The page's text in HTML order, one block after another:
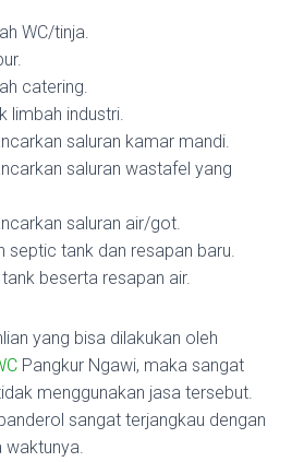
WC/tinja.
catering.
limbah industri.
saluran kamar mandi.
saluran wastafel yang
saluran air/got.
septic tank dan resapan baru.
beserta resapan air.
yang bisa dilakukan oleh
Pangkur Ngawi, maka sangat
menggunakan jasa tersebut.
sangat terjangkau dengan
waktunya.